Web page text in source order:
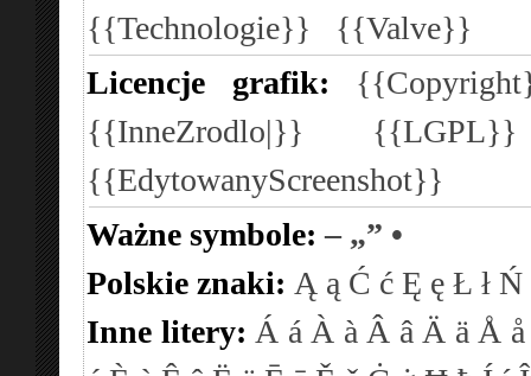
{{Technologie}}
{{Valve}}
Licencje grafik:
{{InneZrodlo|}}
{{EdytowanyScreenshot}}
Ważne symbole:– „” •
Polskie znaki: Ą ą Ć ć Ę ę Ł ł Ń
Inne litery: Á á À à Â â Ä ä Å å